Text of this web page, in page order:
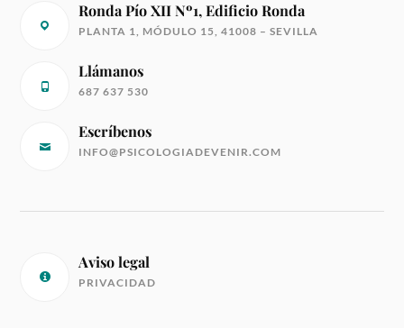
Ronda Pío XII Nº1, Edificio Ronda
PLANTA 1, MÓDULO 15, 41008 – SEVILLA
Llámanos
687 637 530
Escríbenos
INFO@PSICOLOGIADEVENIR.COM
Aviso legal
PRIVACIDAD